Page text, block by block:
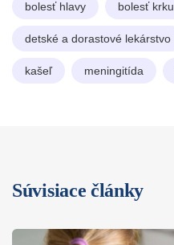
bolesť hlavy bolesť krku
detské a dorastové lekárstvo
kašeľ meningitída
Súvisiace články